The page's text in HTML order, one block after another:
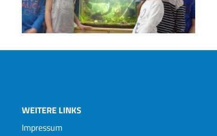
WEITERE LINKS
Impressum